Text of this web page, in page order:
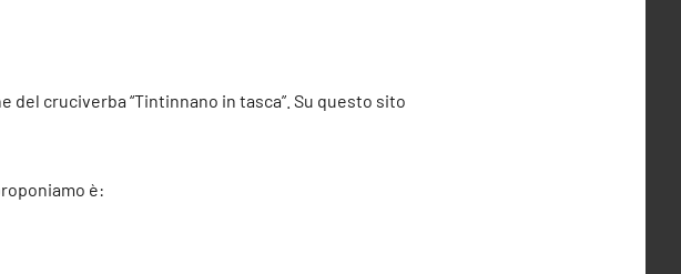
cruciverba “Tintinnano in tasca”. Su questo sito
è: